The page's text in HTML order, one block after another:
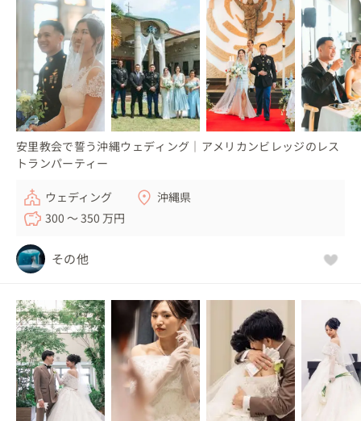
安里教会で誓う沖縄ウェディング｜アメリカンビレッジのレス
トランパーティー
ウェディング
沖縄県
300 〜 350 万円
その他